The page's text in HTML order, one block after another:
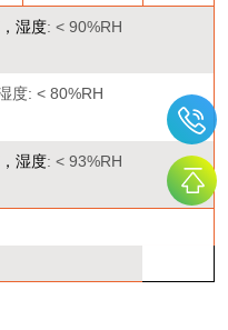
湿度: < 90%RH
度: < 80%RH
湿度: < 93%RH